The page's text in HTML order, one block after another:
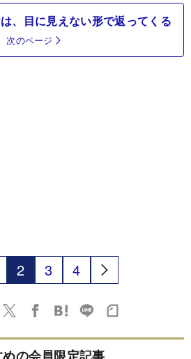
、目に見えない形で返ってくる
次のページ
2 3 4